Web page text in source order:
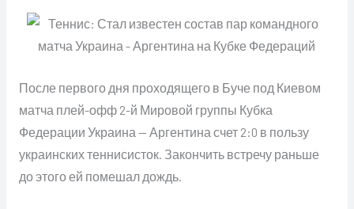
После первого дня проходящего в Буче под Киевом
матча плей-офф 2-й Мировой группы Кубка
Федерации Украина — Аргентина счет 2:0 в пользу
украинских теннисисток. Закончить встречу раньше
до этого ей помешал дождь.